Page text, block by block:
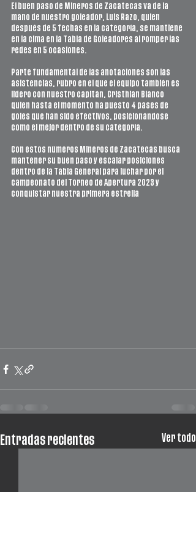
El buen paso de Mineros de Zacatecas va de la
mano de nuestro goleador, Luis Razo, quien
después de 5 fechas en la categoría, se mantiene
en la cima en la Tabla de Goleadores al romper las
redes en 5 ocasiones.
Parte fundamental de las anotaciones son las
asistencias, rubro en el que el equipo también es
lidero con nuestro capitán, Cristhian Blanco
quien hasta el momento ha puesto 4 pases de
goles que han sido efectivos, posicionándose
como el mejor dentro de su categoría.
Con estos números Mineros de Zacatecas busca
mantener su buen paso y escalar posiciones
dentro de la Tabla General para luchar por el
campeonato del Torneo de Apertura 2023 y
conquistar nuestra primera estrella
Entradas recientes Ver todo